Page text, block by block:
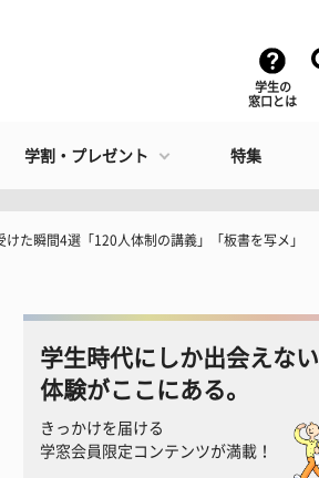
学生の
窓口とは
学割・プレゼント 特集
た瞬間4選「120人体制の講義」「板書を写メ」
学生時代にしか出会えない
体験がここにある。
きっかけを届ける
学窓会員限定コンテンツが満載！